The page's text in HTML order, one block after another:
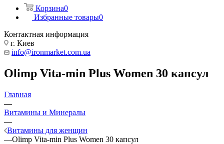
Корзина0
Избранные товары0
Контактная информация
г. Киев
info@ironmarket.com.ua
Olimp Vita-min Plus Women 30 капсул
Главная
—
Витамины и Минералы
—
Витамины для женщин
—Olimp Vita-min Plus Women 30 капсул